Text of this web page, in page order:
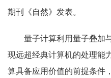
期刊《自然》发表。
量子计算利用量子叠加与
现远超经典计算机的处理能
算具备应用价值的前提条件